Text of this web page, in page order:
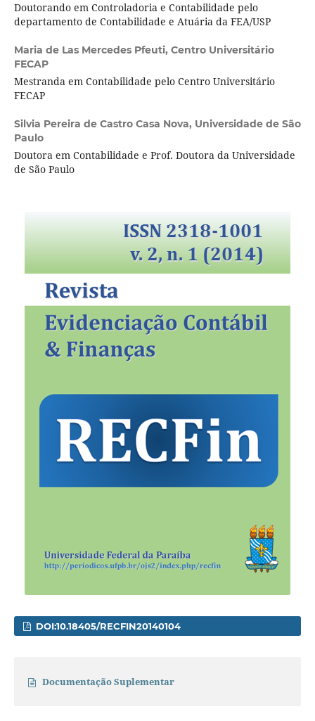
Doutorando em Controladoria e Contabilidade pelo
departamento de Contabilidade e Atuária da FEA/USP
Maria de Las Mercedes Pfeuti, Centro Universitário
FECAP
Mestranda em Contabilidade pelo Centro Universitário
FECAP
Silvia Pereira de Castro Casa Nova, Universidade de São
Paulo
Doutora em Contabilidade e Prof. Doutora da Universidade
de São Paulo
DOI:10.18405/RECFIN20140104
Documentação Suplementar